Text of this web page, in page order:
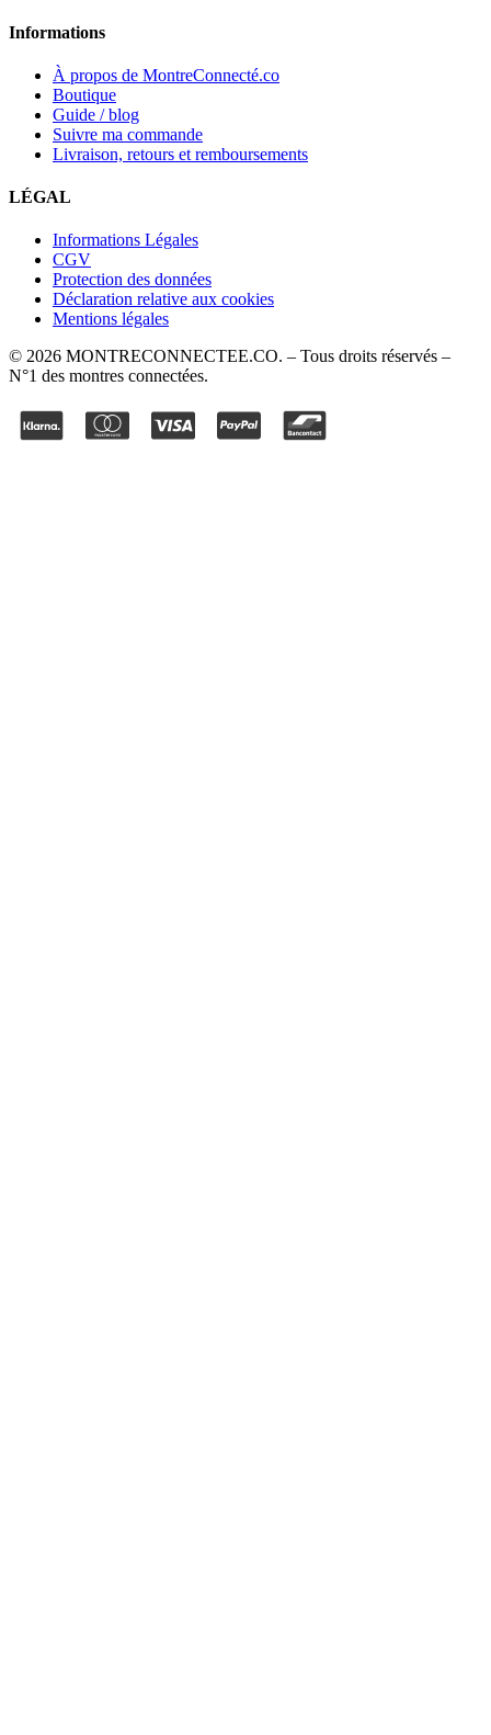
Informations
À propos de MontreConnecté.co
Boutique
Guide / blog
Suivre ma commande
Livraison, retours et remboursements
LÉGAL
Informations Légales
CGV
Protection des données
Déclaration relative aux cookies
Mentions légales
© 2026 MONTRECONNECTEE.CO. – Tous droits réservés –
N°1 des montres connectées.